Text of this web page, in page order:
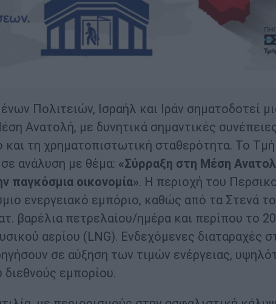
Πολιτειών, Ισραήλ και Ιράν σηματοδοτεί
Ανατολή, με δυνητικά σημαντικές συνέπειες
και τη χρηματοπιστωτική σταθερότητα. Το
ανάλυση με θέμα: «Σύρραξη στη Μέση
παγκόσμια οικονομία». Η περιοχή του
ενεργειακό εμπόριο, καθώς από τα Στενά
βαρέλια πετρελαίου/ημέρα και περίπου το
αερίου (LNG). Ενδεχόμενες διαταραχές
σε αύξηση των τιμών ενέργειας,
εμπορίου.